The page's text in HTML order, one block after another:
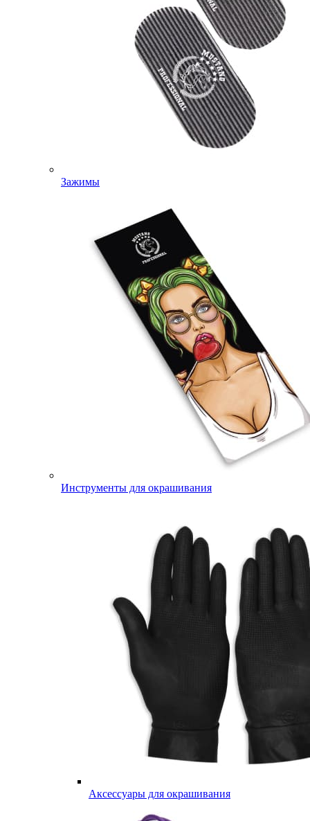
Зажимы
Инструменты для окрашивания
Аксессуары для окрашивания